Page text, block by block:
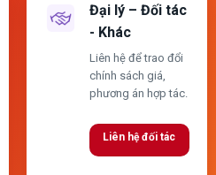
Đại lý – Đối tác
- Khác
Liên hệ để trao đổi
chính sách giá,
phương án hợp tác.
Liên hệ đối tác